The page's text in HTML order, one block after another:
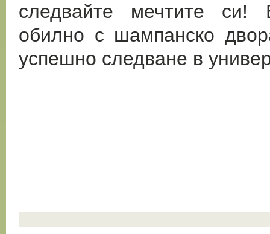
следвайте мечтите си!
обилно с шампанско
успешно следване в